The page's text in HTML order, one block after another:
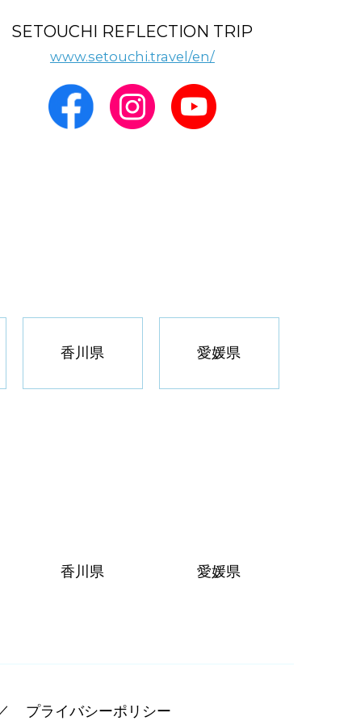
SETOUCHI REFLECTION TRIP
www.setouchi.travel/en/
香川県 愛媛県
香川県 愛媛県
プライバシーポリシー